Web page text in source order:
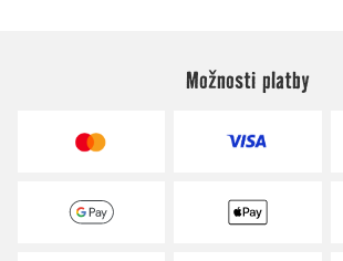
Možnosti platby